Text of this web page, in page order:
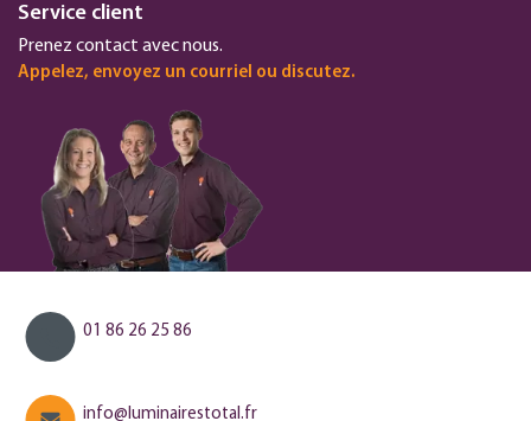
Service client
Prenez contact avec nous.
Appelez, envoyez un courriel ou discutez.
01 86 26 25 86
info@luminairestotal.fr